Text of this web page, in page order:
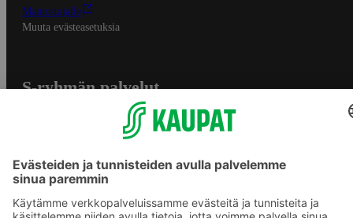
Mainostajalle
Muuta evästeasetuksia
S-ryhmän palvelut
Yhteishyvä Ruoka -sovellus
S-ostoslista -sovellus
Prisma.fi